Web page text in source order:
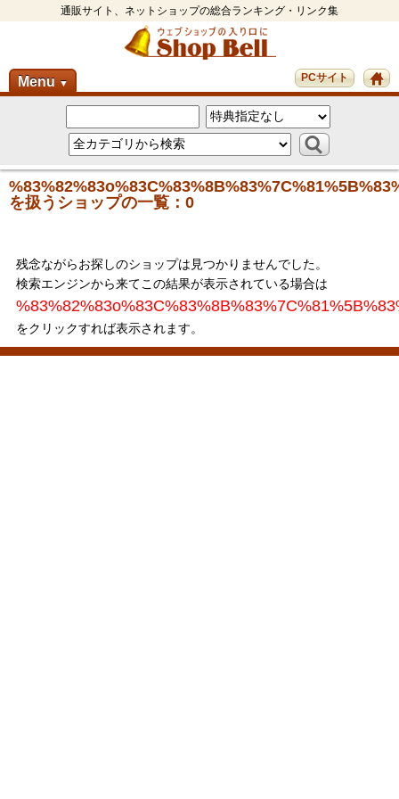
通販サイト、ネットショップの総合ランキング・リンク集
Menu ▼ PCサイト
を扱うショップの一覧：0
残念ながらお探しのショップは見つかりませんでした。
検索エンジンから来てこの結果が表示されている場合は
をクリックすれば表示されます。